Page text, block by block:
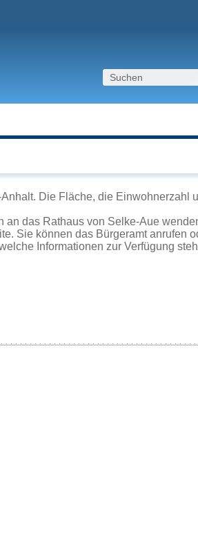
Die Fläche, die Einwohnerzahl
an das Rathaus von Selke-Aue
Sie können das Bürgeramt anrufen
Informationen zur Verfügung